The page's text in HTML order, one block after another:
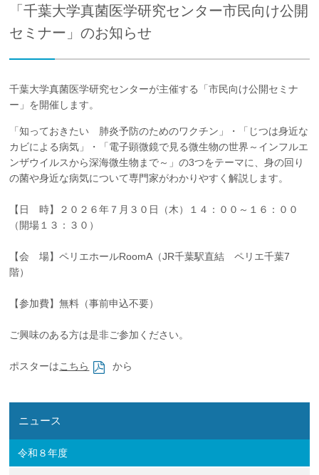
研究
社会貢献
お問い合わせ交通アクセス
「千葉大学真菌医学研究センター市民向け公開
セミナー」のお知らせ
千葉大学真菌医学研究センターが主催する「市民向け公開セミナ
ー」を開催します。
「知っておきたい 肺炎予防のためのワクチン」・「じつは身近な
カビによる病気」・「電子顕微鏡で見る微生物の世界～インフルエ
ンザウイルスから深海微生物まで～」の3つをテーマに、身の回り
の菌や身近な病気について専門家がわかりやすく解説します。
【日 時】２０２６年７月３０日（木）１４：００～１６：００
（開場１３：３０）
【会 場】ペリエホールRoomA（JR千葉駅直結 ペリエ千葉7
階）
【参加費】無料（事前申込不要）
ご興味のある方は是非ご参加ください。
ポスターはこちら から
ニュース
令和８年度